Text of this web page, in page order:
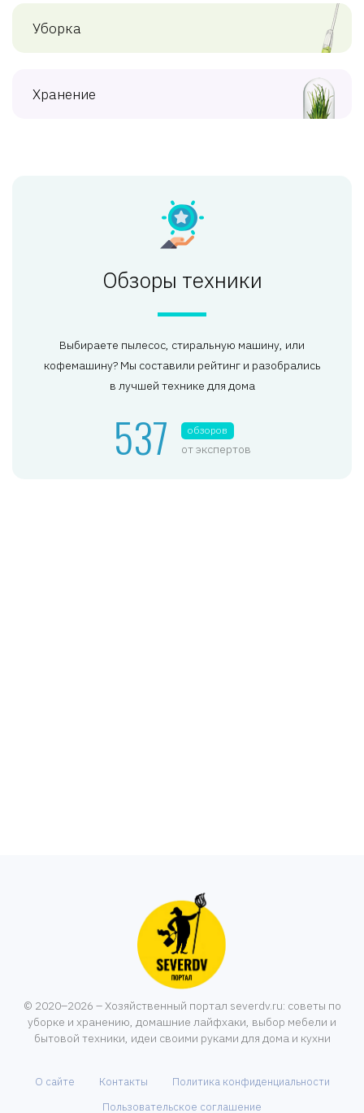
Уборка
Хранение
Обзоры техники
Выбираете пылесос, стиральную машину, или
кофемашину? Мы составили рейтинг и разобрались
в лучшей технике для дома
537 обзоров
от экспертов
© 2020–2026 – Хозяйственный портал severdv.ru: советы по
уборке и хранению, домашние лайфхаки, выбор мебели и
бытовой техники, идеи своими руками для дома и кухни
О сайте Контакты
Политика конфиденциальности
Пользовательское соглашение